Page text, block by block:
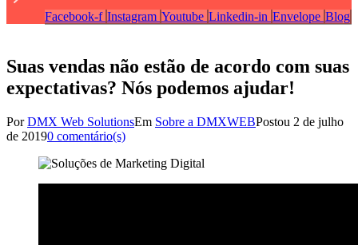
Facebook-f Instagram Youtube Linkedin-in Envelope Blog
Suas vendas não estão de acordo com suas
expectativas? Nós podemos ajudar!
PorDMX Web SolutionsEm Sobre a DMXWEBPostou 2 de julho
de 20190 comentário(s)